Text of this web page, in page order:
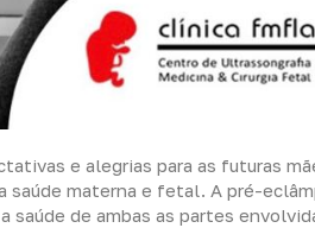
e alegrias para as futuras
saúde materna e fetal. A pré-
saúde de ambas as partes